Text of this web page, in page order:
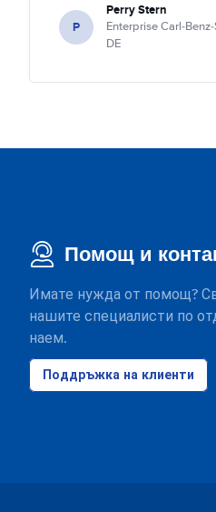
P
Perry Stern
Enterprise Carl-
DE
Помощ и
Имате нужда от помощ?
нашите специалисти по
наем.
Поддръжка на клиенти